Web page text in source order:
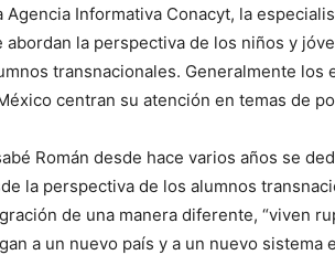
Agencia Informativa Conacyt, la
abordan la perspectiva de los niños y
transnacionales. Generalmente los
centran su atención en temas de
Román desde hace varios años se
la perspectiva de los alumnos
de una manera diferente, “viven
a un nuevo país y a un nuevo sistema